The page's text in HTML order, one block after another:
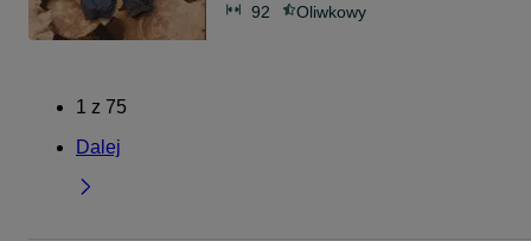
92 Oliwkowy
1 z 75
Dalej